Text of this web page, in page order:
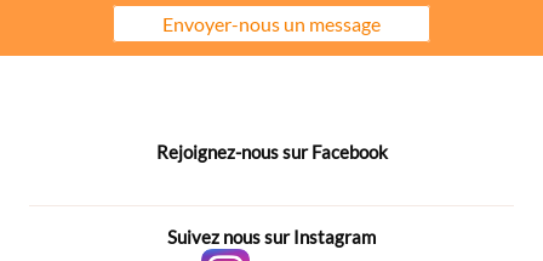
Envoyer-nous un message
Rejoignez-nous sur Facebook
Suivez nous sur Instagram